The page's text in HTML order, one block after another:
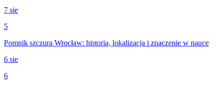
7 sie
5
Pomnik szczura Wrocław: historia, lokalizacja i znaczenie w nauce
6 sie
6